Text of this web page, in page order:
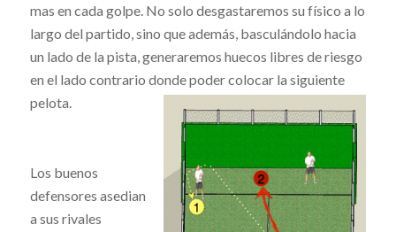
mas en cada golpe. No solo desgastaremos su físico a lo
largo del partido, sino que además, basculándolo hacia
un lado de la pista, generaremos huecos libres de riesgo
en el lado contrario donde poder colocar la siguiente
pelota.
Los buenos
defensores asedian
a sus rivales